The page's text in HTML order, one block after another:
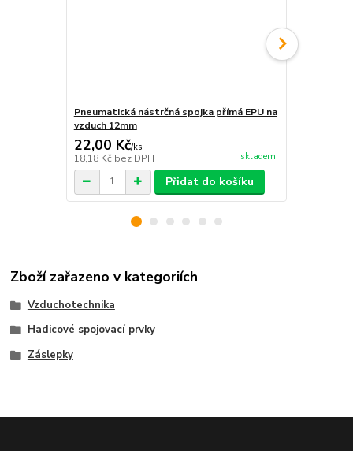
Pneumatická nástrčná spojka přímá EPU na
vzduch 12mm
22,00 Kč/ks
18,18 Kč bez DPH skladem
Přidat do košíku
Zboží zařazeno v kategoriích
Vzduchotechnika
Hadicové spojovací prvky
Záslepky